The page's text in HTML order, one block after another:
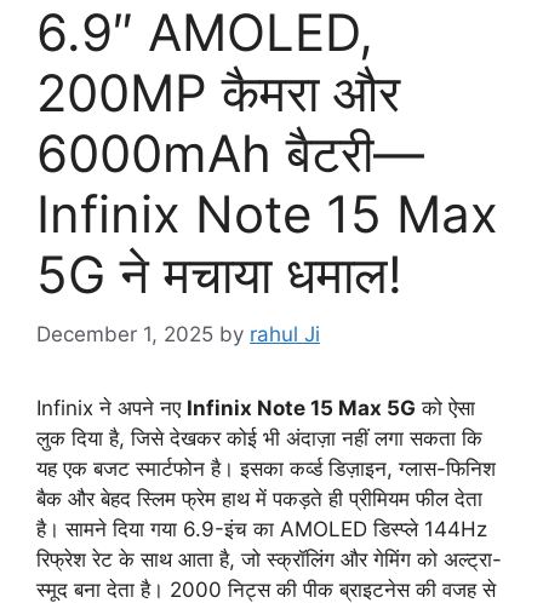
6.9″ AMOLED,
200MP कैमरा और
6000mAh बैटरी—
Infinix Note 15 Max
5G ने मचाया धमाल!
December 1, 2025 by rahul Ji
Infinix ने अपने नए Infinix Note 15 Max 5G को ऐसा
लुक दिया है, जिसे देखकर कोई भी अंदाज़ा नहीं लगा सकता कि
यह एक बजट स्मार्टफोन है। इसका कर्व्ड डिज़ाइन, ग्लास-फिनिश
बैक और बेहद स्लिम फ्रेम हाथ में पकड़ते ही प्रीमियम फील देता
है। सामने दिया गया 6.9-इंच का AMOLED डिस्प्ले 144Hz
रिफ्रेश रेट के साथ आता है, जो स्क्रॉलिंग और गेमिंग को अल्ट्रा-
स्मूद बना देता है। 2000 निट्स की पीक ब्राइटनेस की वजह से